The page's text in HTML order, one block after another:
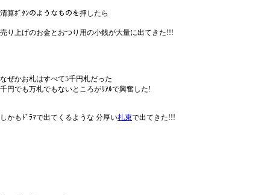
清算ﾎﾞﾀﾝのようなものを押したら
売り上げのお金とおつり用の小銭が大量に出てきた!!!
なぜかお札はすべて5千円札だった
千円でも万札でもないところがﾘｱﾙで興奮した!
しかもﾄﾞﾗﾏで出てくるような 分厚い札束で出てきた!!!